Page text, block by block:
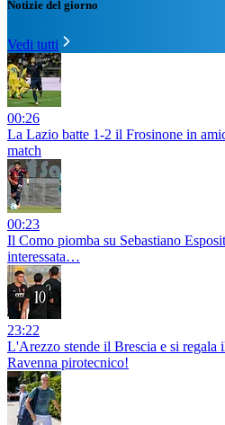
Notizie del giorno
Vedi tutti
00:26
La Lazio batte 1-2 il Frosinone in
match
00:23
Il Como piomba su Sebastiano
interessata…
23:22
L'Arezzo stende il Brescia e si regala
Ravenna pirotecnico!